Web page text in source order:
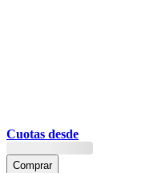
Cuotas desde
Comprar